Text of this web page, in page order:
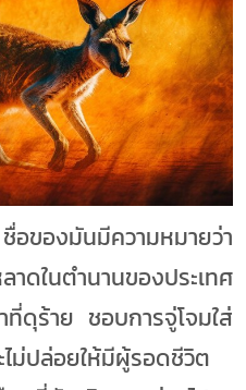
อของมันมีความหมายว่า
ดในตำนานของประเทศ
ดุร้าย ชอบการจู่โจมใส่
ม่ปล่อยให้มีผู้รอดชีวิต